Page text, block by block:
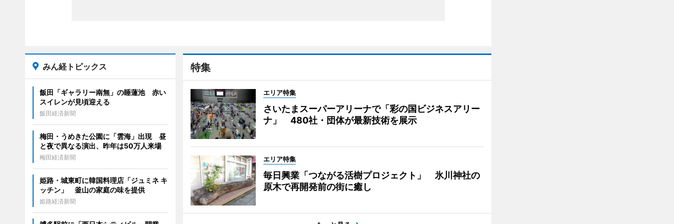
特集
エリア特集
さいたまスーパーアリーナで「彩の国ビジネスアリー
ナ」 480社・団体が最新技術を展示
エリア特集
毎日興業「つながる活樹プロジェクト」 氷川神社の
原木で再開発前の街に癒し
みん経トピックス
飯田「ギャラリー南無」の睡蓮池 赤い
スイレンが見頃迎える
飯田経済新聞
梅田・うめきた公園に「雲海」出現 昼
と夜で異なる演出、昨年は50万人来場
梅田経済新聞
姫路・城東町に韓国料理店「ジュミネ キ
ッチン」 釜山の家庭の味を提供
姫路経済新聞